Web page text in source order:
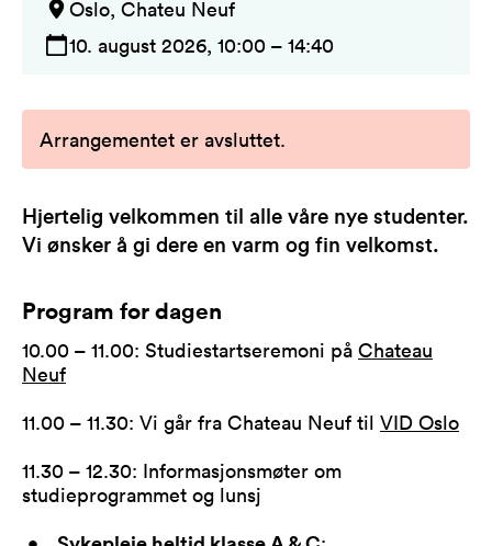
Oslo, Chateu Neuf
10. august 2026, 10:00 – 14:40
Arrangementet er avsluttet.
Hjertelig velkommen til alle våre nye studenter.
Vi ønsker å gi dere en varm og fin velkomst.
Program for dagen
10.00 – 11.00: Studiestartseremoni på Chateau
Neuf
11.00 – 11.30: Vi går fra Chateau Neuf til VID Oslo
11.30 – 12.30: Informasjonsmøter om
studieprogrammet og lunsj